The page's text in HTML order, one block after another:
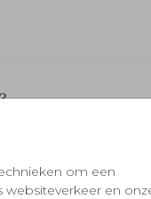
om een
websiteverkeer en